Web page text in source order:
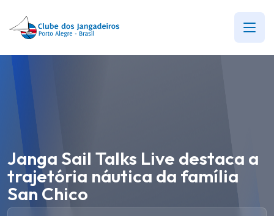
Janga Sail Talks Live destaca a
trajetória náutica da família
San Chico